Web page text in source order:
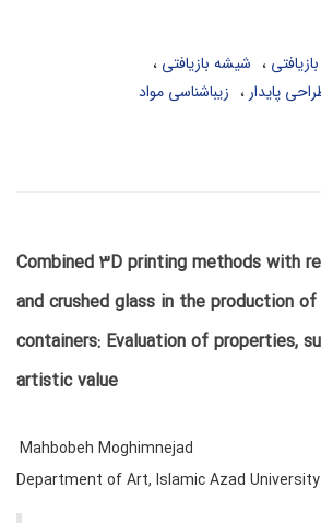
شیشه بازیافتی
پایدار
زیباشناسی مواد
Combined 3D printing methods with
and crushed glass in the production
containers: Evaluation of properties,
artistic value
Mahbobeh Moghimnejad
Department of Art, Islamic Azad